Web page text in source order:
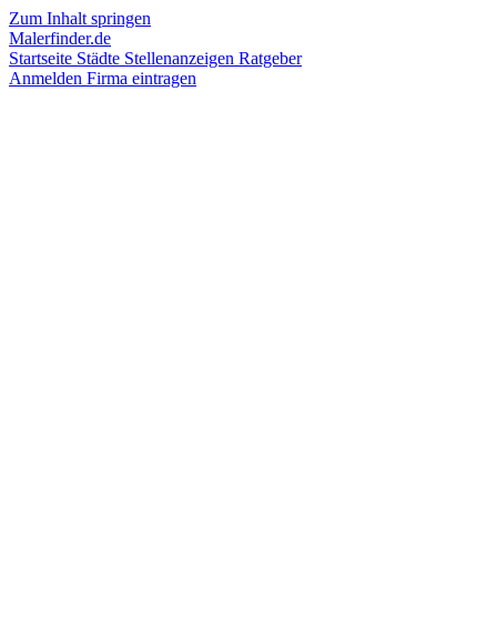
Zum Inhalt springen
Malerfinder.de
Startseite Städte Stellenanzeigen Ratgeber
Anmelden Firma eintragen